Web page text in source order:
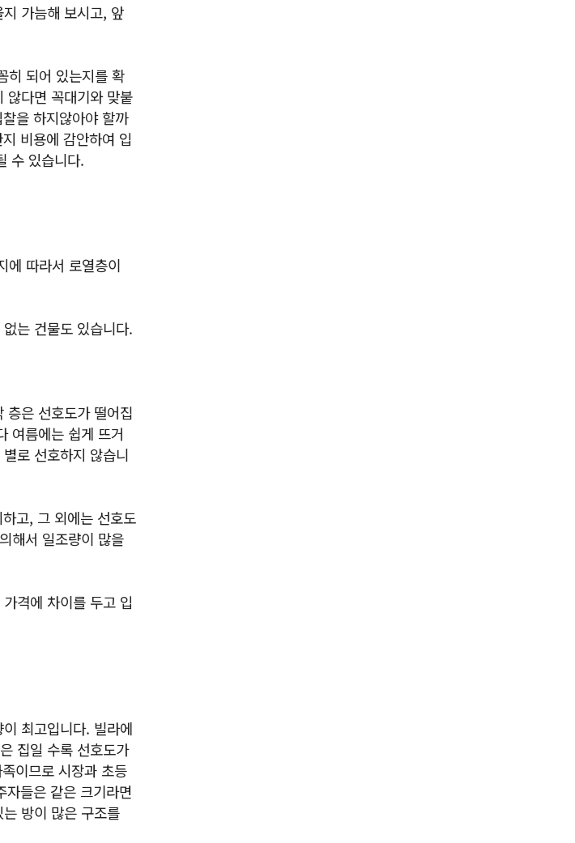
가늠해 보시고, 앞
히 되어 있는지를 확
않다면 꼭대기와 맞붙
을 하지않아야 할까
비용에 감안하여 입
수 있습니다.
에 따라서 로열층이
는 건물도 있습니다.
층은 선호도가 떨어집
여름에는 쉽게 뜨거
로 선호하지 않습니
고, 그 외에는 선호도
해서 일조량이 많을
격에 차이를 두고 입
최고입니다. 빌라에
집일 수록 선호도가
이므로 시장과 초등
들은 같은 크기라면
방이 많은 구조를